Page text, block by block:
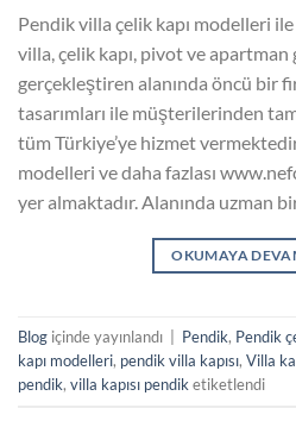
Pendik villa çelik kapı modelleri ile
villa, çelik kapı, pivot ve apartman
gerçekleştiren alanında öncü bir
tasarımları ile müşterilerinden
tüm Türkiye’ye hizmet
modelleri ve daha fazlası
yer almaktadır. Alanında uzman
OKUMAYA
Blog içinde yayınlandı Pendik, Pendik
kapı modelleri, pendik villa kapısı, Villa
pendik, villa kapısı pendiketiketlendi